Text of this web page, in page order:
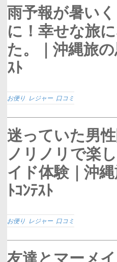
雨予報が暑い
に！幸せな旅
た。｜沖縄旅
ｽﾄ
お便り レジャー 口コミ
迷っていた男
ノリノリで楽
イド体験｜沖
ﾄｺﾝﾃｽﾄ
お便り レジャー 口コミ
友達とマーメ